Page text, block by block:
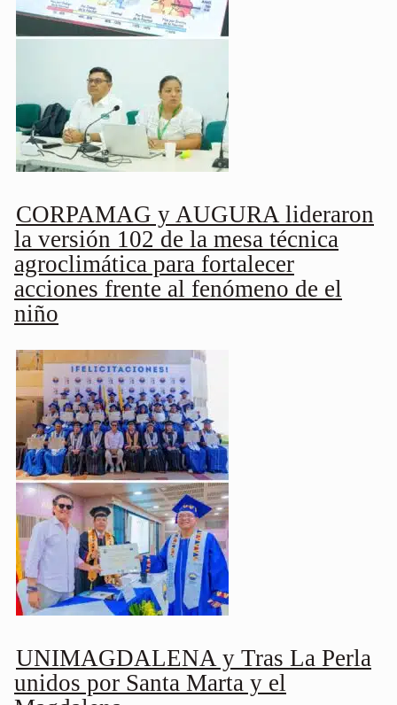
CORPAMAG y AUGURA lideraron
la versión 102 de la mesa técnica
agroclimática para fortalecer
acciones frente al fenómeno de el
niño
UNIMAGDALENA y Tras La Perla
unidos por Santa Marta y el